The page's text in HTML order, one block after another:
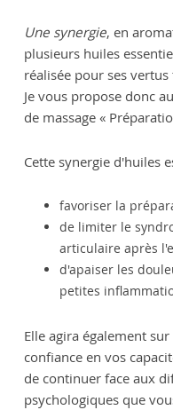
Une synergie, en
plusieurs huiles
réalisée pour ses
Je vous propose donc
de massage «
Cette synergie d'huiles
favoriser la
de limiter le
articulaire après
d'apaiser les
petites
Elle agira également
confiance en vos
de continuer face aux
psychologiques que